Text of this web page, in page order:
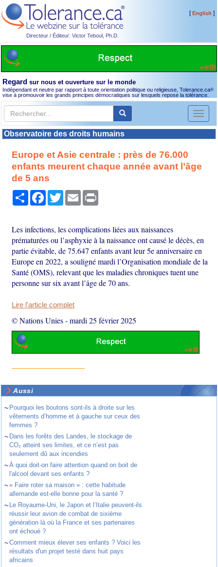
Directeur / Éditeur: Victor Teboul, Ph.D.
[English ]
Regard sur nous et ouverture sur le monde
Indépendant et neutre par rapport à toute orientation politique ou religieuse, Tolerance.ca®
vise à promouvoir les grands principes démocratiques sur lesquels repose la tolérance.
Toggle
Observatoire des droits humains
Europe et Asie centrale : près de 76.000
enfants meurent chaque année avant l’âge
de 5 ans
PartagerFacebook
TwitterEmail
Les infections, les complications liées aux naissances
prématurées ou l’asphyxie à la naissance ont causé le décès, en
partie évitable, de 75.647 enfants avant leur 5e anniversaire en
Europe en 2022, a souligné mardi l’Organisation mondiale de la
Santé (OMS), relevant que les maladies chroniques tuent une
personne sur six avant l’âge de 70 ans.
Lire l'article complet
© Nations Unies-mardi 25 février 2025
Aussi
~ Pourquoi les boutons sont-ils à droite sur les
vêtements d’homme et à gauche sur ceux des
femmes ?
~ Dans les forêts des Landes, le stockage de
CO₂ atteint ses limites, et ce n’est pas
seulement dû aux incendies
~À quoi doit-on faire attention quand on boit de
l'alcool devant ses enfants ?
~« Faire roter sa maison » : cette habitude
allemande est-elle bonne pour la santé ?
~ Le Royaume-Uni, le Japon et l’Italie peuvent-ils
réussir leur avion de combat de sixième
génération là où la France et ses partenaires
ont échoué ?
~Comment mieux élever ses enfants ? Voici les
résultats d'un projet testé dans huit pays
africains